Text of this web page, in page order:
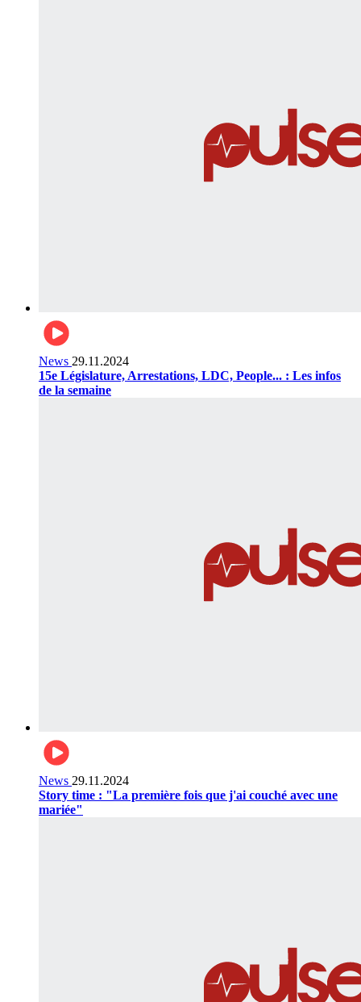
News 29.11.2024
15e Législature, Arrestations, LDC, People... : Les infos
de la semaine
News 29.11.2024
Story time : "La première fois que j'ai couché avec une
mariée"